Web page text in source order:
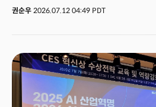
의사결정할 수 있는 사람들이 현장에 온다”며
넘는 7만7197명이 사장(President), 창업
이상의 의사결정권자였다. 부스 앞을 지나가
계약서에 서명하거나 투자 여부를 결정할 수 있
수치는 CES라는 행사의 성격 자체를 다시
관계자 8만6679명, 전시업체 관계자 5만
권순우 2026.07.12 04:49 PDT